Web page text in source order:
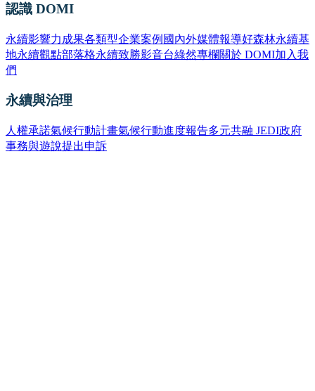
認識 DOMI
永續影響力成果各類型企業案例 國內外媒體報導好森林永續基
地永續觀點部落格永續致勝影音台綠然專欄關於 DOMI加入我
們
永續與治理
人權承諾氣候行動計畫氣候行動進度報告多元共融 JEDI政府
事務與遊說提出申訴